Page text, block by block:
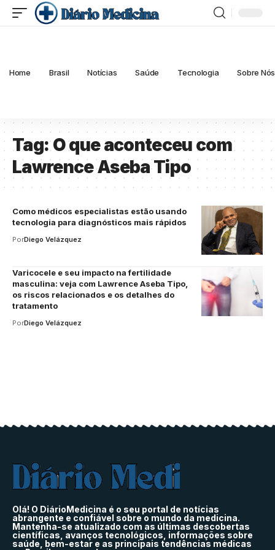
Home Brasil Notícias Saúde Tecnologia Sobre Nós
Tag:O que aconteceu com
Lawrence Aseba Tipo
Como médicos especialistas estão usando
tecnologia para diagnósticos mais rápidos
PorDiego Velázquez
Varicocele e seu impacto na fertilidade
masculina: veja com Lawrence Aseba Tipo,
os riscos relacionados e os detalhes do
tratamento
PorDiego Velázquez
Olá! O DiárioMedicina é o seu portal de notícias
abrangente e confiável sobre o mundo da medicina.
Mantenha-se atualizado com as últimas descobertas
científicas, avanços tecnológicos, informações sobre
saúde, bem-estar e as principais tendências médicas